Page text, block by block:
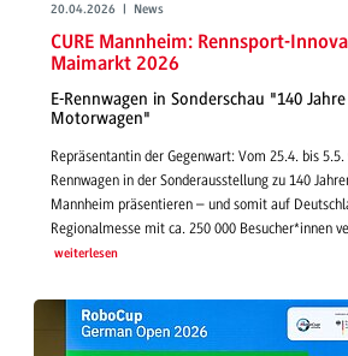
20.04.2026 | News
CURE Mannheim: Rennsport-
Maimarkt 2026
E-Rennwagen in Sonderschau "140
Motorwagen"
Repräsentantin der Gegenwart: Vom 25.4. bis 5.5.
Rennwagen in der Sonderausstellung zu 140
Mannheim präsentieren – und somit auf
Regionalmesse mit ca. 250 000 Besucher*innen
weiterlesen